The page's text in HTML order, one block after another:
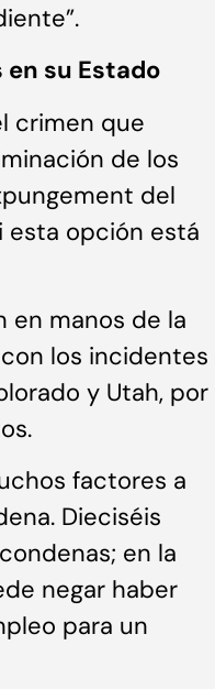
su Estado
crimen que
de los
del
esta opción está
en manos de la
los incidentes
y Utah, por
factores a
Dieciséis
en la
negar haber
para un